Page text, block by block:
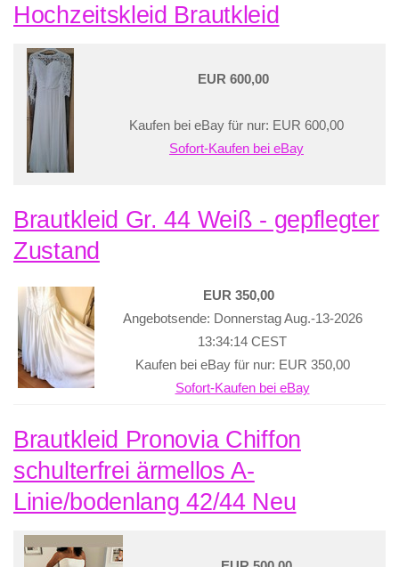
Hochzeitskleid Brautkleid
EUR 600,00
Kaufen bei eBay für nur: EUR 600,00
Sofort-Kaufen bei eBay
Brautkleid Gr. 44 Weiß - gepflegter
Zustand
EUR 350,00
Angebotsende: Donnerstag Aug.-13-2026
13:34:14 CEST
Kaufen bei eBay für nur: EUR 350,00
Sofort-Kaufen bei eBay
Brautkleid Pronovia Chiffon
schulterfrei ärmellos A-
Linie/bodenlang 42/44 Neu